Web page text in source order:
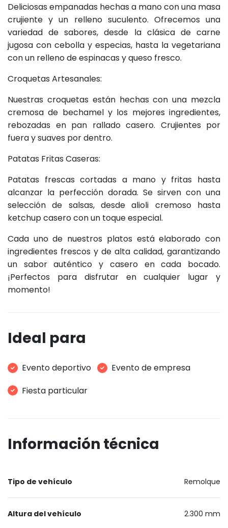
Deliciosas empanadas hechas a mano con una masa
crujiente y un relleno suculento. Ofrecemos una
variedad de sabores, desde la clásica de carne
jugosa con cebolla y especias, hasta la vegetariana
con un relleno de espinacas y queso fresco.
Croquetas Artesanales:
Nuestras croquetas están hechas con una mezcla
cremosa de bechamel y los mejores ingredientes,
rebozadas en pan rallado casero. Crujientes por
fuera y suaves por dentro.
Patatas Fritas Caseras:
Patatas frescas cortadas a mano y fritas hasta
alcanzar la perfección dorada. Se sirven con una
selección de salsas, desde alioli cremoso hasta
ketchup casero con un toque especial.
Cada uno de nuestros platos está elaborado con
ingredientes frescos y de alta calidad, garantizando
un sabor auténtico y casero en cada bocado.
¡Perfectos para disfrutar en cualquier lugar y
momento!
Ideal para
Evento deportivo
Evento de empresa
Fiesta particular
Información técnica
Tipo de vehículo Remolque
Altura del vehículo 2.300 mm